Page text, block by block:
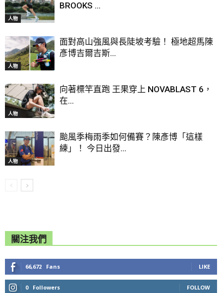
人物
BROOKS ...
人物
面對高山強風與長陡坡考驗！ 極地超馬陳
彥博吉爾吉斯...
人物
向著標竿直跑 王果穿上 NOVABLAST 6，
在...
人物
颱風季梅雨季如何備賽？陳彥博「這樣
練」！ 今日出發...
關注我們
66,672 Fans LIKE
0 Followers FOLLOW